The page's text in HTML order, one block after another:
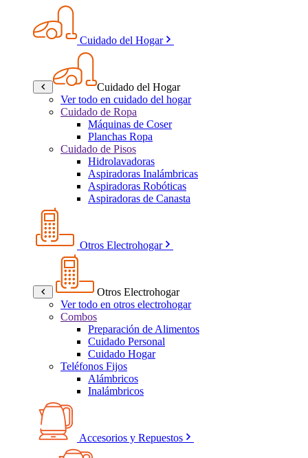
Cuidado del Hogar
Cuidado del Hogar
Ver todo en cuidado del hogar
Cuidado de Ropa
Máquinas de Coser
Planchas Ropa
Cuidado de Pisos
Hidrolavadoras
Aspiradoras Inalámbricas
Aspiradoras Robóticas
Aspiradoras de Canasta
Otros Electrohogar
Otros Electrohogar
Ver todo en otros electrohogar
Combos
Preparación de Alimentos
Cuidado Personal
Cuidado Hogar
Teléfonos Fijos
Alámbricos
Inalámbricos
Accesorios y Repuestos